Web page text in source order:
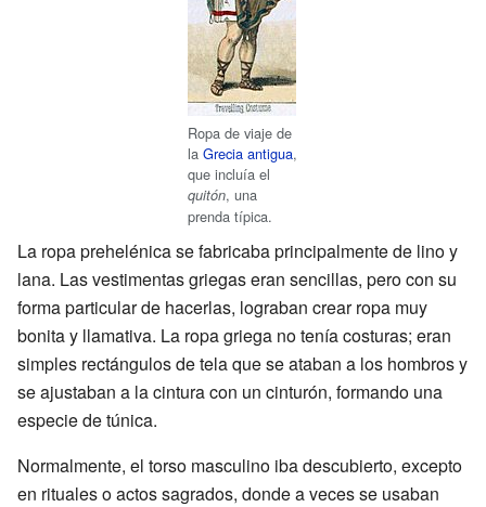
Ropa de viaje de
la Grecia antigua,
que incluía el
quitón, una
prenda típica.
La ropa prehelénica se fabricaba principalmente de lino y
lana. Las vestimentas griegas eran sencillas, pero con su
forma particular de hacerlas, lograban crear ropa muy
bonita y llamativa. La ropa griega no tenía costuras; eran
simples rectángulos de tela que se ataban a los hombros y
se ajustaban a la cintura con un cinturón, formando una
especie de túnica.
Normalmente, el torso masculino iba descubierto, excepto
en rituales o actos sagrados, donde a veces se usaban